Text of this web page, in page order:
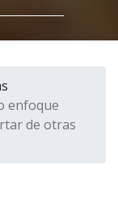
enfoque
de otras